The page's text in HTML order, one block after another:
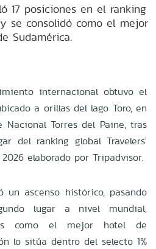
17 posiciones en el ranking
se consolidó como el mejor
Sudamérica.
internacional obtuvo el
a orillas del lago Toro, en
Nacional Torres del Paine, tras
del ranking global Travelers'
elaborado por Tripadvisor.
ascenso histórico, pasando
lugar a nivel mundial,
como el mejor hotel de
lo sitúa dentro del selecto 1%